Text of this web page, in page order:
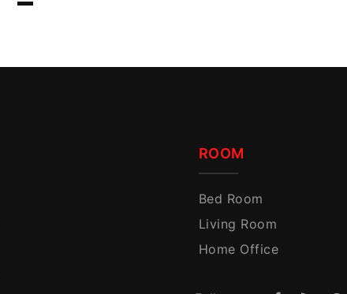
ROOM
Bed Room
Living Room
Home Office